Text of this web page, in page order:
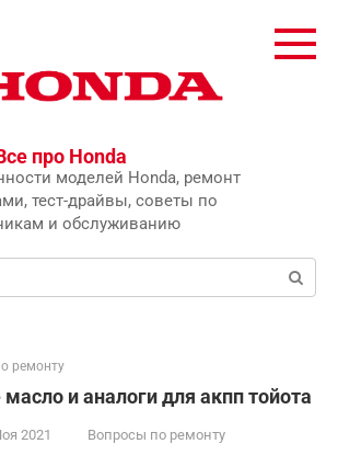
про Honda
моделей Honda, ремонт
тест-драйвы, советы по
и обслуживанию
ремонту
и аналоги для акпп тойота
2021
Вопросы по ремонту